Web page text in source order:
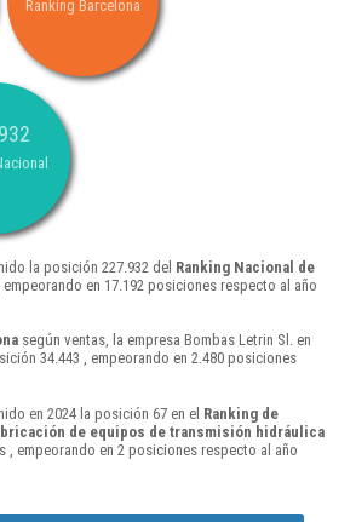
Ranking Barcelona
la posición 227.932 del Ranking Nacional de
en 17.192 posiciones respecto al año
según ventas, la empresa Bombas Letrin Sl. en
34.443 , empeorando en 2.480 posiciones
en 2024 la posición 67 en el Ranking de
de equipos de transmisión hidráulica
, empeorando en 2 posiciones respecto al año